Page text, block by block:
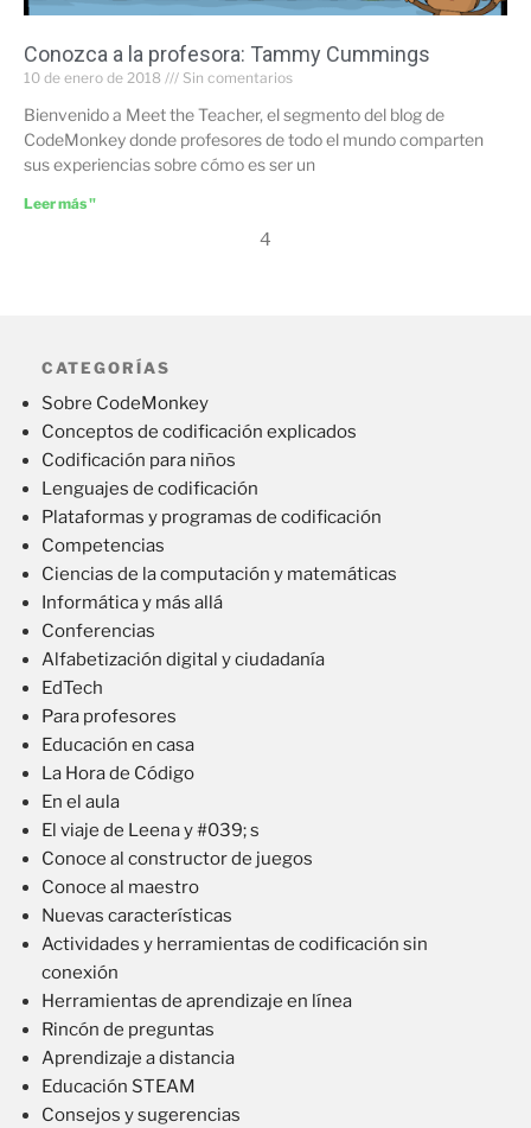
Conozca a la profesora: Tammy Cummings
10 de enero de 2018 Sin comentarios
Bienvenido a Meet the Teacher, el segmento del blog de
CodeMonkey donde profesores de todo el mundo comparten
sus experiencias sobre cómo es ser un
Leer más "
4
CATEGORÍAS
Sobre CodeMonkey
Conceptos de codificación explicados
Codificación para niños
Lenguajes de codificación
Plataformas y programas de codificación
Competencias
Ciencias de la computación y matemáticas
Informática y más allá
Conferencias
Alfabetización digital y ciudadanía
EdTech
Para profesores
Educación en casa
La Hora de Código
En el aula
El viaje de Leena y #039; s
Conoce al constructor de juegos
Conoce al maestro
Nuevas características
Actividades y herramientas de codificación sin
conexión
Herramientas de aprendizaje en línea
Rincón de preguntas
Aprendizaje a distancia
Educación STEAM
Consejos y sugerencias